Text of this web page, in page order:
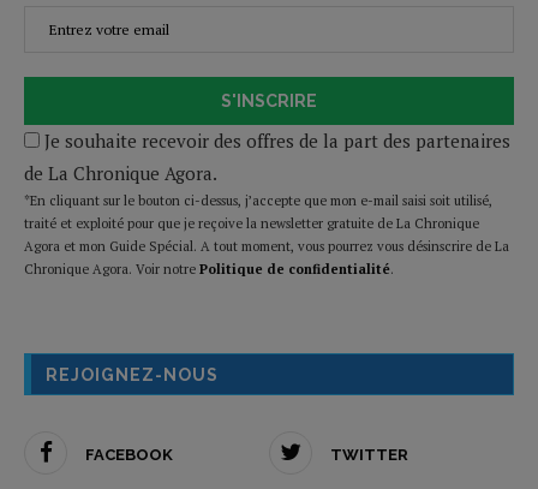
S'INSCRIRE
Je souhaite recevoir des offres de la part des partenaires
de La Chronique Agora.
*En cliquant sur le bouton ci-dessus, j’accepte que mon e-mail saisi soit utilisé,
traité et exploité pour que je reçoive la newsletter gratuite de La Chronique
Agora et mon Guide Spécial. A tout moment, vous pourrez vous désinscrire de La
Chronique Agora. Voir notre Politique de confidentialité.
REJOIGNEZ-NOUS
FACEBOOK TWITTER